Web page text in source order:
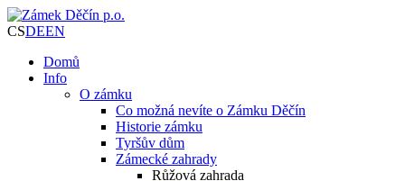
CSDEEN
Domů
Info
O zámku
Co možná nevíte o Zámku Děčín
Historie zámku
Tyršův dům
Zámecké zahrady
Růžová zahrada